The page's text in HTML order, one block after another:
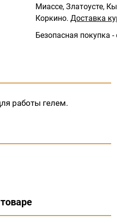
Миассе, Златоусте,
Коркино. Доставка
Безопасная покупка
работы гелем.